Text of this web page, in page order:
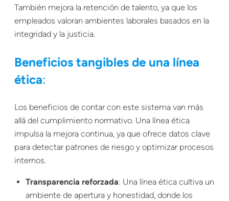
También mejora la retención de talento, ya que los
empleados valoran ambientes laborales basados en la
integridad y la justicia.
Beneficios tangibles de una línea
ética:
Los beneficios de contar con este sistema van más
allá del cumplimiento normativo. Una línea ética
impulsa la mejora continua, ya que ofrece datos clave
para detectar patrones de riesgo y optimizar procesos
internos.
Transparencia reforzada: Una línea ética cultiva un
ambiente de apertura y honestidad, donde los